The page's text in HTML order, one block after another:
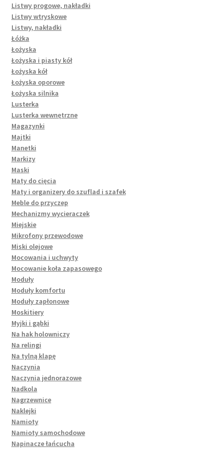
Listwy progowe, nakładki
Listwy wtryskowe
Listwy, nakładki
Łóżka
Łożyska
Łożyska i piasty kół
Łożyska kół
Łożyska oporowe
Łożyska silnika
Lusterka
Lusterka wewnętrzne
Magazynki
Majtki
Manetki
Markizy
Maski
Maty do cięcia
Maty i organizery do szuflad i szafek
Meble do przyczep
Mechanizmy wycieraczek
Miejskie
Mikrofony przewodowe
Miski olejowe
Mocowania i uchwyty
Mocowanie koła zapasowego
Moduły
Moduły komfortu
Moduły zapłonowe
Moskitiery
Myjki i gąbki
Na hak holowniczy
Na relingi
Na tylną klapę
Naczynia
Naczynia jednorazowe
Nadkola
Nagrzewnice
Naklejki
Namioty
Namioty samochodowe
Napinacze łańcucha